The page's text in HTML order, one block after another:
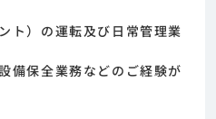
ト）の運転及び日常管理業
備保全業務などのご経験が